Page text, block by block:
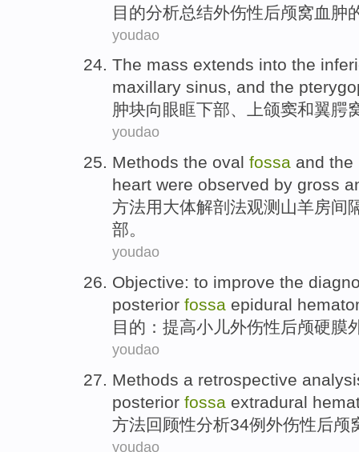
目的分析总结外伤性后颅窝血肿
youdao
The mass extends into the
maxillary sinus, and the
肿块向 眼眶下部、 上颌窦和翼腭
youdao
Methods the oval fossa and the
heart were observed by gross
方法用大体解剖法观测 山羊房间
部。
youdao
Objective: to improve the
posterior fossa epidural
目的 ： 提高小儿外伤性后颅硬膜
youdao
Methods a retrospective
posterior fossa extradural
方法回顾性分析34例 外伤性后颅
youdao